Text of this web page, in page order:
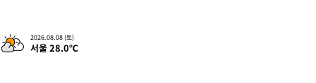
2026.08.08 (토)
서울 28.0℃
-12891초 전 >온열질환 사망자 3명 늘어…누적 환자 3000명 돌파
-6836초 전 >강릉에 시간당 81.4㎜ 물폭탄…도로 잠기고 담벼락 붕괴